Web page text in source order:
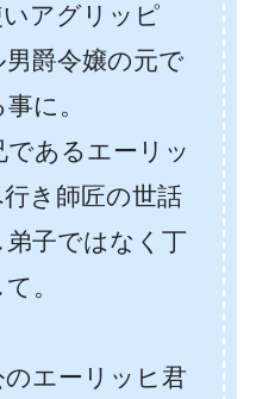
アグリッピ
爵令嬢の元で
に。
あるエーリッ
き師匠の世話
子ではなく丁
。
エーリッヒ君